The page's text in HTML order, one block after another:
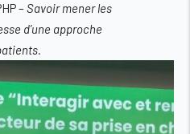
–Savoir mener les
d’une approche